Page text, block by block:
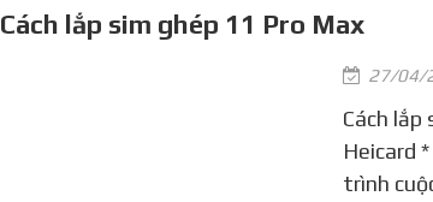
Cách lắp sim ghép 11 Pro Max
27/04/
Cách lắp
Heicard
trình